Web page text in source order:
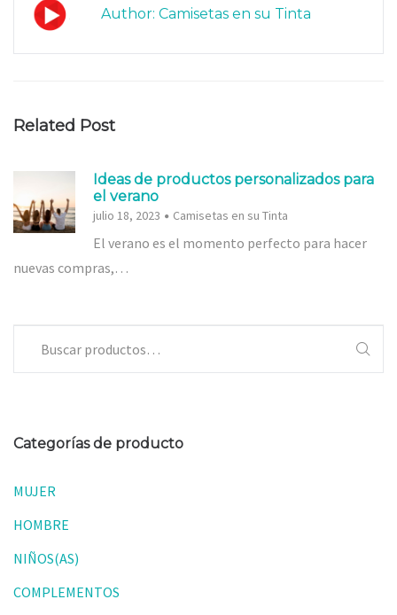
Author: Camisetas en su Tinta
Related Post
Ideas de productos personalizados para
el verano
julio 18, 2023 Camisetas en su Tinta
El verano es el momento perfecto para hacer
nuevas compras,…
Categorías de producto
MUJER
HOMBRE
NIÑOS(AS)
COMPLEMENTOS